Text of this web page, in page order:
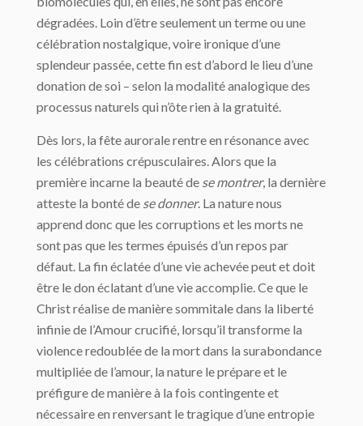
dégradées. Loin d’être seulement un terme ou une
célébration nostalgique, voire ironique d’une
splendeur passée, cette fin est d’abord le lieu d’une
donation de soi – selon la modalité analogique des
processus naturels qui n’ôte rien à la gratuité.
Dès lors, la fête aurorale rentre en résonance avec
les célébrations crépusculaires. Alors que la
première incarne la beauté de se montrer, la dernière
atteste la bonté de se donner. La nature nous
apprend donc que les corruptions et les morts ne
sont pas que les termes épuisés d’un repos par
défaut. La fin éclatée d’une vie achevée peut et doit
être le don éclatant d’une vie accomplie. Ce que le
Christ réalise de manière sommitale dans la liberté
infinie de l’Amour crucifié, lorsqu’il transforme la
violence redoublée de la mort dans la surabondance
multipliée de l’amour, la nature le prépare et le
préfigure de manière à la fois contingente et
nécessaire en renversant le tragique d’une entropie